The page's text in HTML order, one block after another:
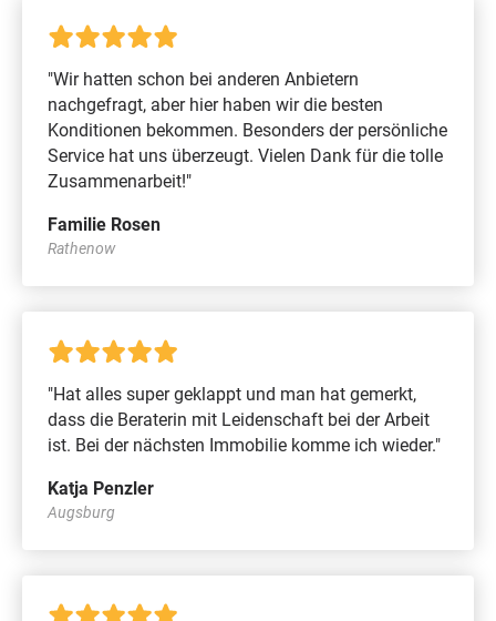
"Wir hatten schon bei anderen Anbietern
nachgefragt, aber hier haben wir die besten
Konditionen bekommen. Besonders der persönliche
Service hat uns überzeugt. Vielen Dank für die tolle
Zusammenarbeit!"
Familie Rosen
Rathenow
"Hat alles super geklappt und man hat gemerkt,
dass die Beraterin mit Leidenschaft bei der Arbeit
ist. Bei der nächsten Immobilie komme ich wieder."
Katja Penzler
Augsburg